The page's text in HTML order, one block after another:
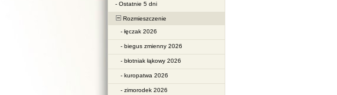
- Ostatnie 5 dni
Rozmieszczenie
- łęczak 2026
- biegus zmienny 2026
- błotniak łąkowy 2026
- kuropatwa 2026
- zimorodek 2026